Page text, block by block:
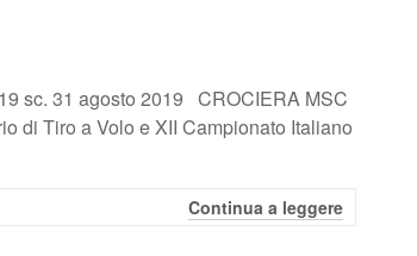
sc. 31 agosto 2019 CROCIERA MSC
di Tiro a Volo e XII Campionato Italiano
Continua a leggere